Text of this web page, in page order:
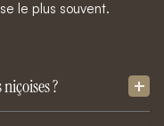
le plus souvent.
?